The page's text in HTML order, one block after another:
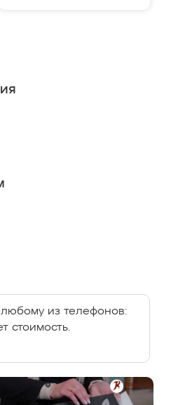
из телефонов:
стоимость.